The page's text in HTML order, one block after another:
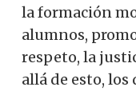
la formación
alumnos,
respeto, la
allá de esto,